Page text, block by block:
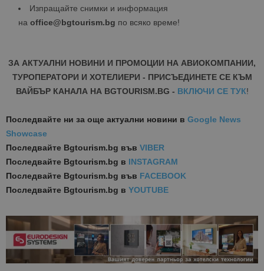
Изпращайте снимки и информация
на office@bgtourism.bg по всяко време!
ЗА АКТУАЛНИ НОВИНИ И ПРОМОЦИИ НА АВИОКОМПАНИИ,
ТУРОПЕРАТОРИ И ХОТЕЛИЕРИ - ПРИСЪЕДИНЕТЕ СЕ КЪМ
ВАЙБЪР КАНАЛА НА BGTOURISM.BG - ВКЛЮЧИ СЕ ТУК!
Последвайте ни за още актуални новини в Google News
Showcase
Последвайте Bgtourism.bg във VIBER
Последвайте Bgtourism.bg в INSTAGRAM
Последвайте Bgtourism.bg във FACEBOOK
Последвайте Bgtourism.bg в YOUTUBE